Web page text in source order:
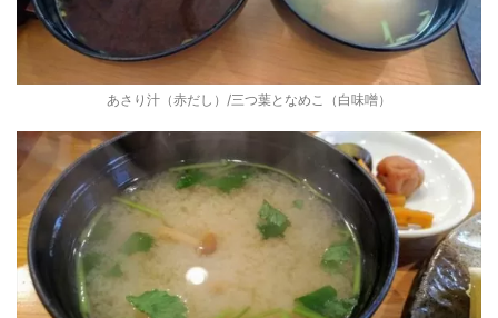
あさり汁（赤だし）/三つ葉となめこ（白味噌）